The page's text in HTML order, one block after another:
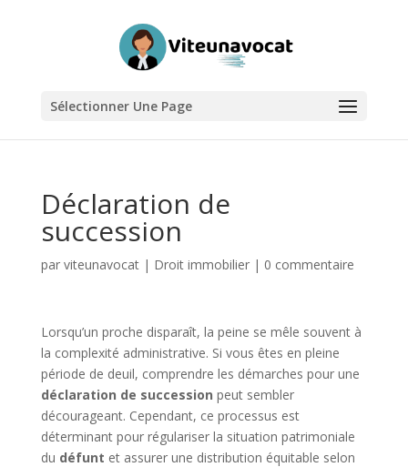
Sélectionner Une Page
Déclaration de
succession
par viteunavocat| Droit immobilier| 0 commentaire
Lorsqu’un proche disparaît, la peine se mêle souvent à
la complexité administrative. Si vous êtes en pleine
période de deuil, comprendre les démarches pour une
déclaration de succession peut sembler
décourageant. Cependant, ce processus est
déterminant pour régulariser la situation patrimoniale
du défunt et assurer une distribution équitable selon